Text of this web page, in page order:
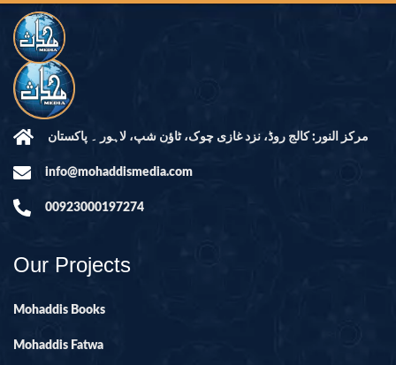
مرکز النور: کالج روڈ، نزد غازی چوک، ٹاؤن شپ، لاہور ۔ پاکستان
info@mohaddismedia.com
00923000197274
Our Projects
Mohaddis Books
Mohaddis Fatwa